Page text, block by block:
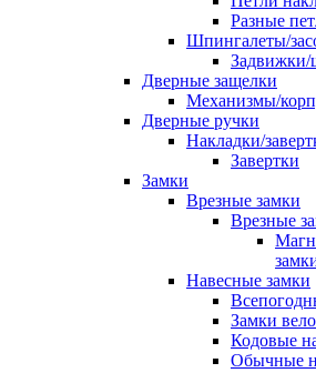
Разные
Шпингалеты/
Задвижки/
Дверные защелки
Механизмы/
Дверные ручки
Накладки/
Завертки
Замки
Врезные замки
Врезные
Навесные замки
Замки
Кодовые
Обычные